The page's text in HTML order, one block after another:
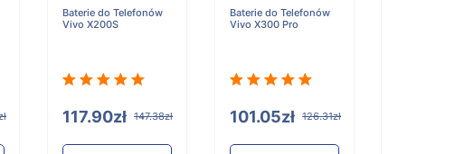
Baterie do Telefonów
Vivo X200S
117.90zł 147.38zł
Baterie do Telefonów
Vivo X300 Pro
101.05zł 126.31zł